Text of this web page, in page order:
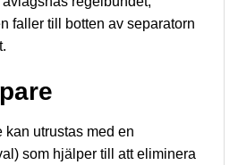
faller till botten av separatorn
kan utrustas med en
som hjälper till att eliminera